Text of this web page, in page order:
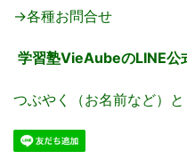
→各種お問合せ
学習塾VieAubeのLINE公
つぶやく（お名前など）と